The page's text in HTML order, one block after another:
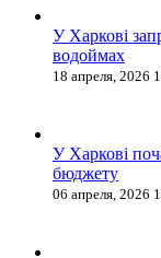
У Харкові
водоймах
18 апреля, 2026
У Харкові
бюджету
06 апреля, 2026